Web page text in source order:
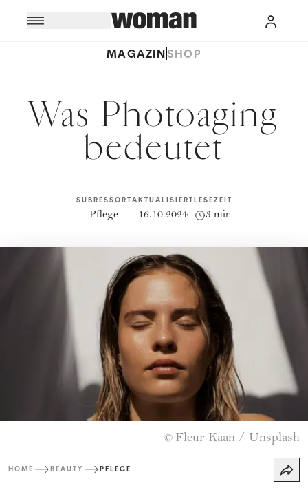
MAGAZINSHOP
Was Photoaging
bedeutet
SUBRESSORT
Pflege
AKTUALISIERT
16.10.2024
LESEZEIT
3 min
© Fleur Kaan / Unsplash
HOME BEAUTY PFLEGE